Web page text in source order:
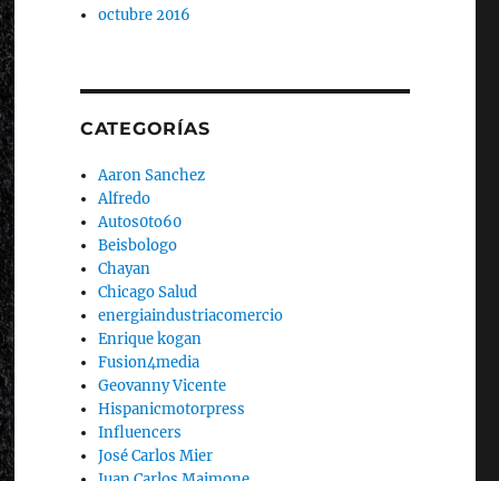
octubre 2016
CATEGORÍAS
Aaron Sanchez
Alfredo
Autos0to60
Beisbologo
Chayan
Chicago Salud
energiaindustriacomercio
Enrique kogan
Fusion4media
Geovanny Vicente
Hispanicmotorpress
Influencers
José Carlos Mier